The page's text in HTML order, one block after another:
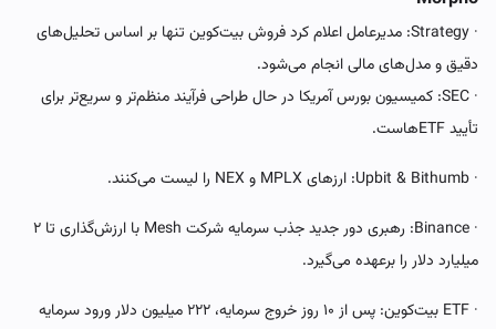
· Strategy: مدیرعامل اعلام کرد فروش بیت‌کوین تنها بر اساس تحلیل‌های
دقیق و مدل‌های مالی انجام می‌شود.
· SEC: کمیسیون بورس آمریکا در حال طراحی فرآیند منظم‌تر و سریع‌تر برای
تأیید ETFهاست.
· Upbit & Bithumb: ارزهای MPLX و NEX را لیست می‌کنند.
· Binance: رهبری دور جدید جذب سرمایه شرکت Mesh با ارزش‌گذاری تا ۲
میلیارد دلار را برعهده می‌گیرد.
· ETF بیت‌کوین: پس از ۱۰ روز خروج سرمایه، ۲۲۲ میلیون دلار ورود سرمایه